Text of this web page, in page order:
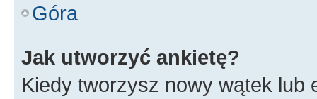
Góra
Jak utworzyć ankietę?
Kiedy tworzysz nowy wątek lub